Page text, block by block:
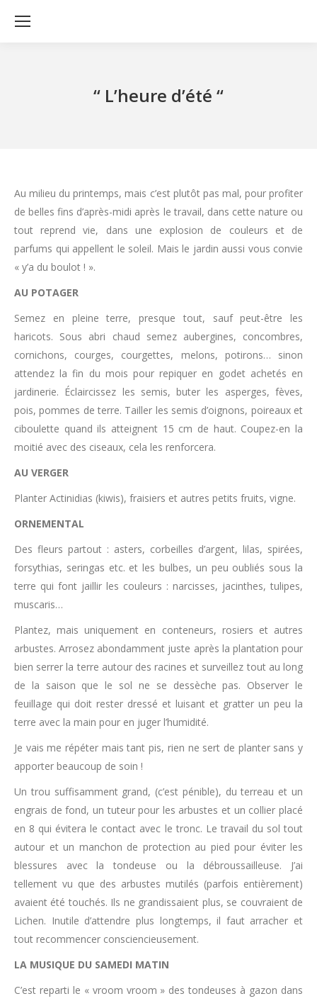
‘‘ L’heure d’été ‘‘
Au milieu du printemps, mais c’est plutôt pas mal, pour profiter
de belles fins d’après-midi après le travail, dans cette nature ou
tout reprend vie, dans une explosion de couleurs et de
parfums qui appellent le soleil. Mais le jardin aussi vous convie
« y’a du boulot ! ».
AU POTAGER
Semez en pleine terre, presque tout, sauf peut-être les
haricots. Sous abri chaud semez aubergines, concombres,
cornichons, courges, courgettes, melons, potirons… sinon
attendez la fin du mois pour repiquer en godet achetés en
jardinerie. Éclaircissez les semis, buter les asperges, fèves,
pois, pommes de terre. Tailler les semis d’oignons, poireaux et
ciboulette quand ils atteignent 15 cm de haut. Coupez-en la
moitié avec des ciseaux, cela les renforcera.
AU VERGER
Planter Actinidias (kiwis), fraisiers et autres petits fruits, vigne.
ORNEMENTAL
Des fleurs partout : asters, corbeilles d’argent, lilas, spirées,
forsythias, seringas etc. et les bulbes, un peu oubliés sous la
terre qui font jaillir les couleurs : narcisses, jacinthes, tulipes,
muscaris…
Plantez, mais uniquement en conteneurs, rosiers et autres
arbustes. Arrosez abondamment juste après la plantation pour
bien serrer la terre autour des racines et surveillez tout au long
de la saison que le sol ne se dessèche pas. Observer le
feuillage qui doit rester dressé et luisant et gratter un peu la
terre avec la main pour en juger l’humidité.
Je vais me répéter mais tant pis, rien ne sert de planter sans y
apporter beaucoup de soin !
Un trou suffisamment grand, (c’est pénible), du terreau et un
engrais de fond, un tuteur pour les arbustes et un collier placé
en 8 qui évitera le contact avec le tronc. Le travail du sol tout
autour et un manchon de protection au pied pour éviter les
blessures avec la tondeuse ou la débroussailleuse. J’ai
tellement vu que des arbustes mutilés (parfois entièrement)
avaient été touchés. Ils ne grandissaient plus, se couvraient de
Lichen. Inutile d’attendre plus longtemps, il faut arracher et
tout recommencer consciencieusement.
LA MUSIQUE DU SAMEDI MATIN
C’est reparti le « vroom vroom » des tondeuses à gazon dans